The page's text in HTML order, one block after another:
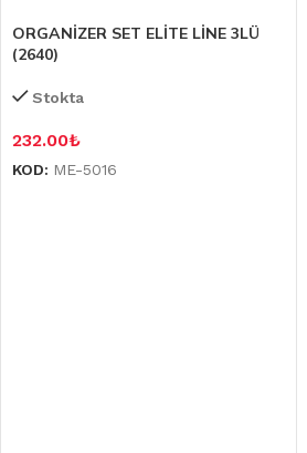
ORGANİZER SET ELİTE LİNE 3LÜ
(2640)
Stokta
232.00₺
KOD: ME-5016